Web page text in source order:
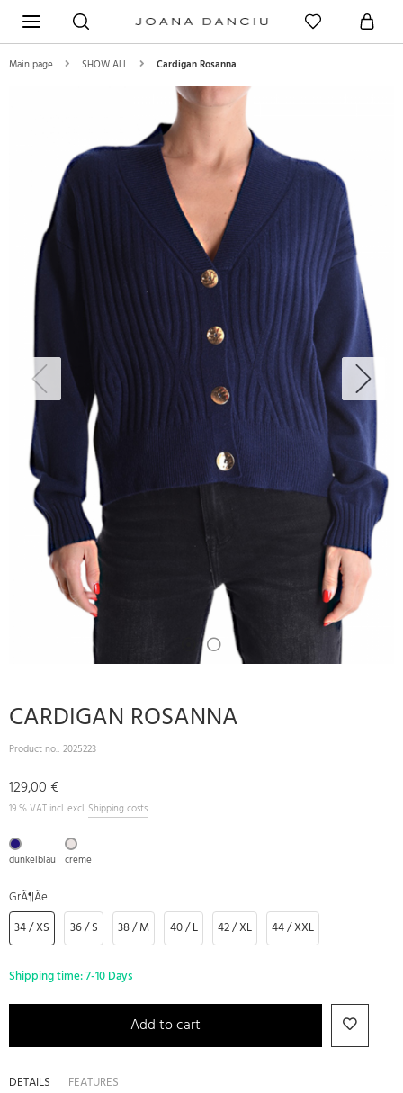
Main page SHOW ALL Cardigan Rosanna
Previous Next
CARDIGAN ROSANNA
Product no.: 2025223
129,00 €
19 % VAT incl. excl. Shipping costs
dunkelblau creme
GrÃ¶Ãe
34 / XS
36 / S 38 / M 40 / L 42 / XL 44 / XXL
Shipping time:7-10 Days
Add to cart
DETAILS FEATURES